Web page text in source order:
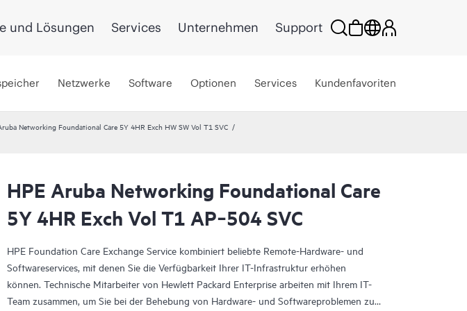
und Lösungen Services Unternehmen Support
Netzwerke Software Optionen Services Kundenfavoriten
Networking Foundational Care 5Y 4HR Exch HW SW Vol T1 SVC
HPE Aruba Networking Foundational Care
5Y 4HR Exch Vol T1 AP‑504 SVC
HPE Foundation Care Exchange Service kombiniert beliebte Remote-Hardware- und
Softwareservices, mit denen Sie die Verfügbarkeit Ihrer IT-Infrastruktur erhöhen
können. Technische Mitarbeiter von Hewlett Packard Enterprise arbeiten mit Ihrem IT-
Team zusammen, um Sie bei der Behebung von Hardware- und Softwareproblemen zu